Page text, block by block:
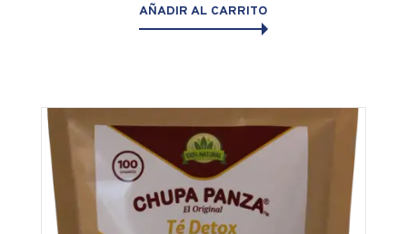
AÑADIR AL CARRITO